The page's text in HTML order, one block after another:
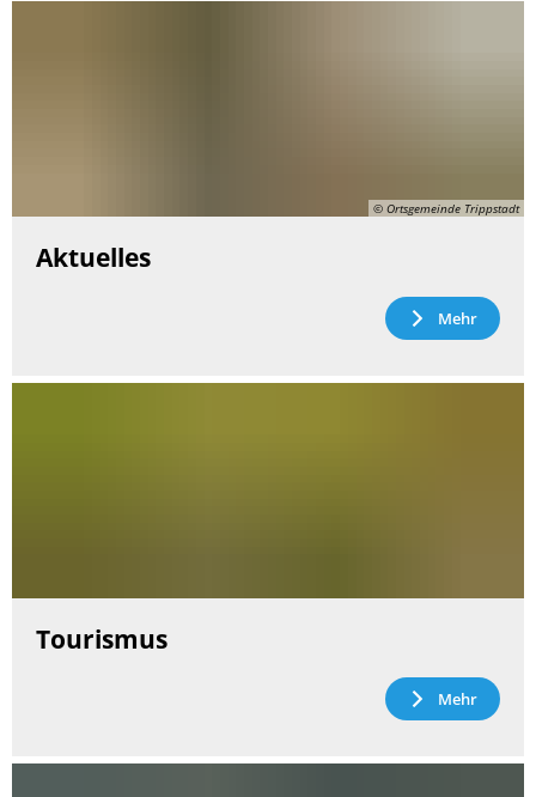
© Ortsgemeinde Trippstadt
Aktuelles
Mehr
Tourismus
Mehr